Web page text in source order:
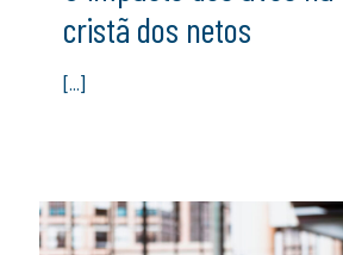
cristã dos netos
[…]